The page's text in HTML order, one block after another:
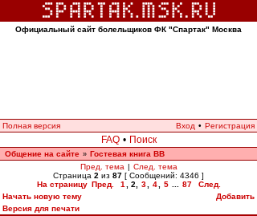
Официальный сайт болельщиков ФК "Спартак" Москва
Полная версия Вход • Регистрация
FAQ • Поиск
Общение на сайте » Гостевая книга ВВ
Пред. тема | След. тема
Страница 2 из 87 [ Сообщений: 4346 ]
На страницу Пред. 1 2 3 4 5 87
След.
Начать новую тему
Добавить
Версия для печати